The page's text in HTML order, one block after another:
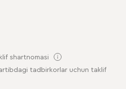
shartnomasi
tadbirkorlar uchun taklif